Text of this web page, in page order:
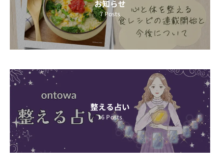
お知らせ
7Posts
整える占い
16 Posts